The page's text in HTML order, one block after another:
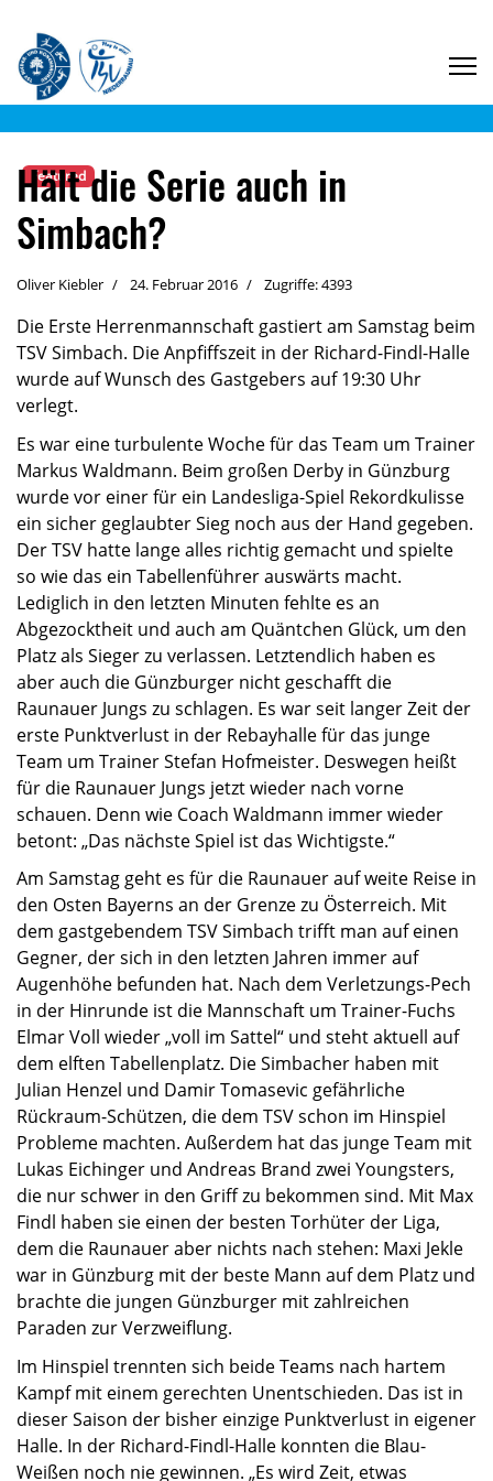
Featured
Hält die Serie auch in
Simbach?
Oliver Kiebler 24. Februar 2016 Zugriffe: 4393
Die Erste Herrenmannschaft gastiert am Samstag beim
TSV Simbach. Die Anpfiffszeit in der Richard-Findl-Halle
wurde auf Wunsch des Gastgebers auf 19:30 Uhr
verlegt.
Es war eine turbulente Woche für das Team um Trainer
Markus Waldmann. Beim großen Derby in Günzburg
wurde vor einer für ein Landesliga-Spiel Rekordkulisse
ein sicher geglaubter Sieg noch aus der Hand gegeben.
Der TSV hatte lange alles richtig gemacht und spielte
so wie das ein Tabellenführer auswärts macht.
Lediglich in den letzten Minuten fehlte es an
Abgezocktheit und auch am Quäntchen Glück, um den
Platz als Sieger zu verlassen. Letztendlich haben es
aber auch die Günzburger nicht geschafft die
Raunauer Jungs zu schlagen. Es war seit langer Zeit der
erste Punktverlust in der Rebayhalle für das junge
Team um Trainer Stefan Hofmeister. Deswegen heißt
für die Raunauer Jungs jetzt wieder nach vorne
schauen. Denn wie Coach Waldmann immer wieder
betont: „Das nächste Spiel ist das Wichtigste.“
Am Samstag geht es für die Raunauer auf weite Reise in
den Osten Bayerns an der Grenze zu Österreich. Mit
dem gastgebendem TSV Simbach trifft man auf einen
Gegner, der sich in den letzten Jahren immer auf
Augenhöhe befunden hat. Nach dem Verletzungs-Pech
in der Hinrunde ist die Mannschaft um Trainer-Fuchs
Elmar Voll wieder „voll im Sattel“ und steht aktuell auf
dem elften Tabellenplatz. Die Simbacher haben mit
Julian Henzel und Damir Tomasevic gefährliche
Rückraum-Schützen, die dem TSV schon im Hinspiel
Probleme machten. Außerdem hat das junge Team mit
Lukas Eichinger und Andreas Brand zwei Youngsters,
die nur schwer in den Griff zu bekommen sind. Mit Max
Findl haben sie einen der besten Torhüter der Liga,
dem die Raunauer aber nichts nach stehen: Maxi Jekle
war in Günzburg mit der beste Mann auf dem Platz und
brachte die jungen Günzburger mit zahlreichen
Paraden zur Verzweiflung.
Im Hinspiel trennten sich beide Teams nach hartem
Kampf mit einem gerechten Unentschieden. Das ist in
dieser Saison der bisher einzige Punktverlust in eigener
Halle. In der Richard-Findl-Halle konnten die Blau-
Weißen noch nie gewinnen. „Es wird Zeit, etwas